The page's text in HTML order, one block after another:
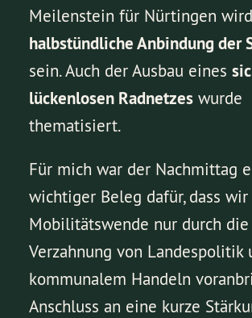
Meilenstein für Nürtingen
halbstündliche Anbindung der
sein. Auch der Ausbau eines
lückenlosen Radnetzes wurde
thematisiert.
Für mich war der Nachmittag
wichtiger Beleg dafür, dass
Mobilitätswende nur durch die
Verzahnung von Landespolitik
kommunalem Handeln
Anschluss an eine kurze